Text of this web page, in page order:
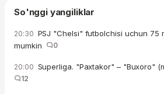
So'nggi yangiliklar
20:30 PSJ "Chelsi" futbolchisi uchun 75
mumkin
0
20:00 Superliga. "Paxtakor" – "Buxoro"
12